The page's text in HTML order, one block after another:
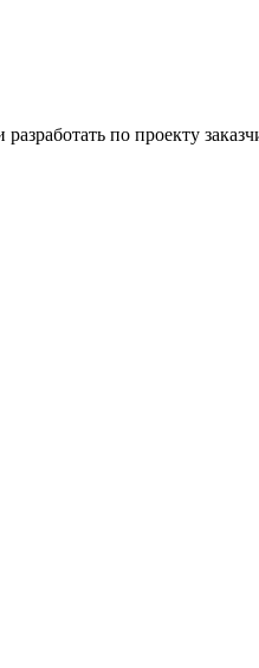
по проекту